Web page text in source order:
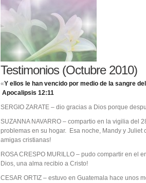
Testimonios (Octubre 2010)
«Y ellos le han vencido por medio de la sangre
Apocalipsis 12:11
SERGIO ZARATE – dio gracias a Dios porque
SUZANNA NAVARRO – compartio en la vigilia del
problemas en su hogar. Esa noche, Mandy y
amigas cristianas!
ROSA CRESPO MURILLO – pudo compartir en el
Dios, una alma recibio a Cristo!
CESAR ORTIZ – estuvo en Guatemala hace unos